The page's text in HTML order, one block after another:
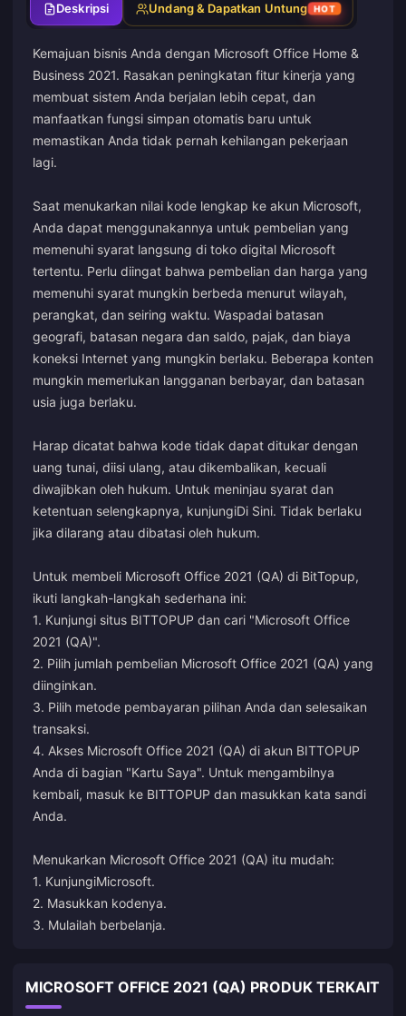
Deskripsi Undang & Dapatkan Untung HOT
Kemajuan bisnis Anda dengan Microsoft Office Home &
Business 2021. Rasakan peningkatan fitur kinerja yang
membuat sistem Anda berjalan lebih cepat, dan
manfaatkan fungsi simpan otomatis baru untuk
memastikan Anda tidak pernah kehilangan pekerjaan
lagi.
Saat menukarkan nilai kode lengkap ke akun Microsoft,
Anda dapat menggunakannya untuk pembelian yang
memenuhi syarat langsung di toko digital Microsoft
tertentu. Perlu diingat bahwa pembelian dan harga yang
memenuhi syarat mungkin berbeda menurut wilayah,
perangkat, dan seiring waktu. Waspadai batasan
geografi, batasan negara dan saldo, pajak, dan biaya
koneksi Internet yang mungkin berlaku. Beberapa konten
mungkin memerlukan langganan berbayar, dan batasan
usia juga berlaku.
Harap dicatat bahwa kode tidak dapat ditukar dengan
uang tunai, diisi ulang, atau dikembalikan, kecuali
diwajibkan oleh hukum. Untuk meninjau syarat dan
ketentuan selengkapnya, kunjungiDi Sini. Tidak berlaku
jika dilarang atau dibatasi oleh hukum.
Untuk membeli Microsoft Office 2021 (QA) di BitTopup,
ikuti langkah-langkah sederhana ini:
1. Kunjungi situs BITTOPUP dan cari "Microsoft Office
2021 (QA)".
2. Pilih jumlah pembelian Microsoft Office 2021 (QA) yang
diinginkan.
3. Pilih metode pembayaran pilihan Anda dan selesaikan
transaksi.
4. Akses Microsoft Office 2021 (QA) di akun BITTOPUP
Anda di bagian "Kartu Saya". Untuk mengambilnya
kembali, masuk ke BITTOPUP dan masukkan kata sandi
Anda.
Menukarkan Microsoft Office 2021 (QA) itu mudah:
1. KunjungiMicrosoft.
2. Masukkan kodenya.
3. Mulailah berbelanja.
MICROSOFT OFFICE 2021 (QA) PRODUK TERKAIT